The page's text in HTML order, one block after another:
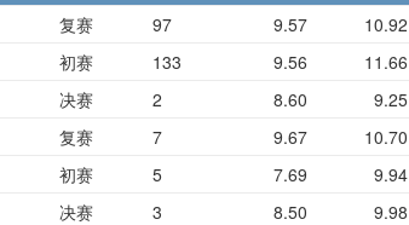
复赛 97 9.57 10.92
初赛 133 9.56 11.66
决赛 2 8.60 9.25
复赛 7 9.67 10.70
初赛 5 7.69 9.94
决赛 3 8.50 9.98